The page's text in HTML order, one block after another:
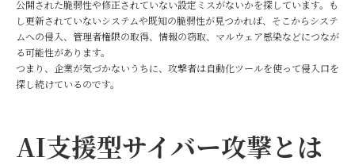
公開された脆弱性や修正されていない設定ミスがないかを探しています。も
し更新されていないシステムや既知の脆弱性が見つかれば、そこからシステ
ムへの侵入、管理者権限の取得、情報の窃取、マルウェア感染などにつなが
る可能性があります。
つまり、企業が気づかないうちに、攻撃者は自動化ツールを使って侵入口を
探し続けているのです。
AI支援型サイバー攻撃とは